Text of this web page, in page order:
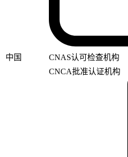
中国 CNAS认可检查机构
CNCA批准认证机构